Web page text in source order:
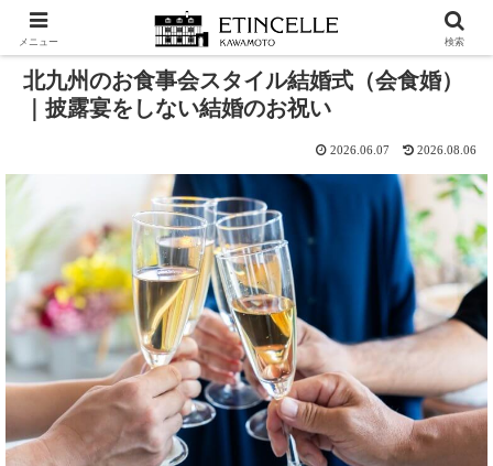
ホーム 結婚式・披露宴
北九州のお食事会スタイル結婚式（会食婚）
｜披露宴をしない結婚のお祝い
2026.06.07 2026.08.06
メニュー 検索